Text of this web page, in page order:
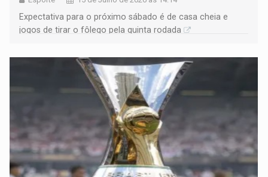
Expectativa para o próximo sábado é de casa cheia e
jogos de tirar o fôlego pela quinta rodada